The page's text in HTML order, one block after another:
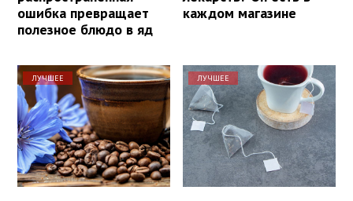
ошибка превращает
полезное блюдо в яд
каждом магазине
ЛУЧШЕЕ ЛУЧШЕЕ